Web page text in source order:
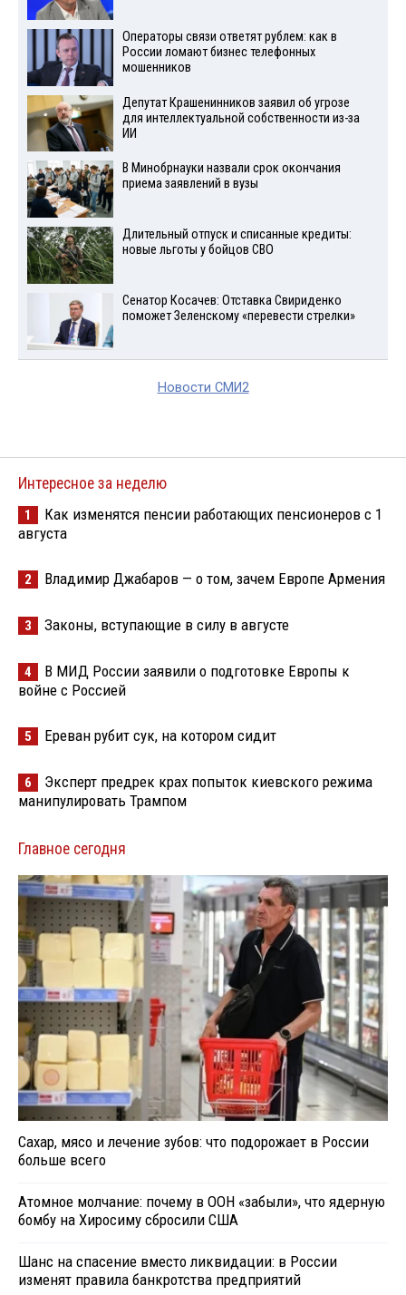
Операторы связи ответят рублем: как в
России ломают бизнес телефонных
мошенников
Депутат Крашенинников заявил об угрозе
для интеллектуальной собственности из-за
ИИ
В Минобрнауки назвали срок окончания
приема заявлений в вузы
Длительный отпуск и списанные кредиты:
новые льготы у бойцов СВО
Сенатор Косачев: Отставка Свириденко
поможет Зеленскому «перевести стрелки»
Новости СМИ2
Интересное за неделю
1
Как изменятся пенсии работающих пенсионеров с 1
августа
2 Владимир Джабаров — о том, зачем Европе Армения
3 Законы, вступающие в силу в августе
4
В МИД России заявили о подготовке Европы к
войне с Россией
5 Ереван рубит сук, на котором сидит
6
Эксперт предрек крах попыток киевского режима
манипулировать Трампом
Главное сегодня
Сахар, мясо и лечение зубов: что подорожает в России
больше всего
Атомное молчание: почему в ООН «забыли», что ядерную
бомбу на Хиросиму сбросили США
Шанс на спасение вместо ликвидации: в России
изменят правила банкротства предприятий